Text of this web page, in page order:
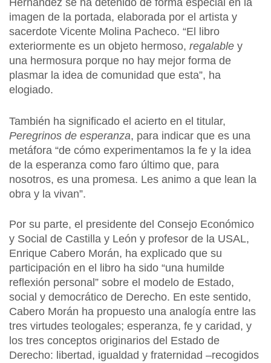
Hernández se ha detenido de forma especial en la
imagen de la portada, elaborada por el artista y
sacerdote Vicente Molina Pacheco. “El libro
exteriormente es un objeto hermoso, regalable y
una hermosura porque no hay mejor forma de
plasmar la idea de comunidad que esta”, ha
elogiado.
También ha significado el acierto en el titular,
Peregrinos de esperanza, para indicar que es una
metáfora “de cómo experimentamos la fe y la idea
de la esperanza como faro último que, para
nosotros, es una promesa. Les animo a que lean la
obra y la vivan”.
Por su parte, el presidente del Consejo Económico
y Social de Castilla y León y profesor de la USAL,
Enrique Cabero Morán, ha explicado que su
participación en el libro ha sido “una humilde
reflexión personal” sobre el modelo de Estado,
social y democrático de Derecho. En este sentido,
Cabero Morán ha propuesto una analogía entre las
tres virtudes teologales; esperanza, fe y caridad, y
los tres conceptos originarios del Estado de
Derecho: libertad, igualdad y fraternidad –recogidos